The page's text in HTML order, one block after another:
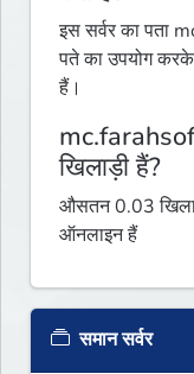
इस सर्वर का पता
पते का उपयोग
हैं।
खिलाड़ी हैं?
औसतन 0.03
ऑनलाइन हैं
समान सर्वर